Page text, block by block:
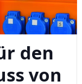
den
von